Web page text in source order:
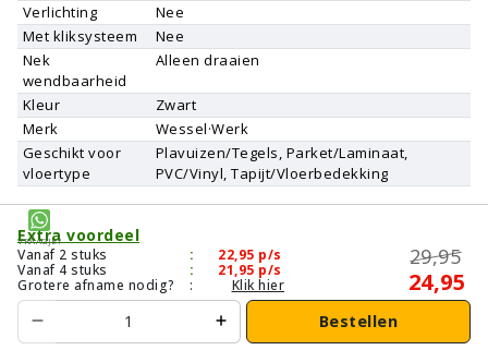
Verlichting
Nee
Met kliksysteem
Nee
Nek
wendbaarheid
Alleen draaien
Kleur
Zwart
Merk
Wessel·Werk
Geschikt voor
vloertype
Plavuizen/Tegels, Parket/Laminaat,
PVC/Vinyl, Tapijt/Vloerbedekking
Vraagje?
Extra voordeel
Vanaf 2 stuks : 22,95 p/s
Vanaf 4 stuks
: 21,95 p/s
Grotere afname nodig?
: Klik hier
29,95
24,95
Bestellen